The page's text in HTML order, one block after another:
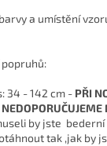
a umístění
34 - 142 cm - PŘI
by jste
tak ,jak by